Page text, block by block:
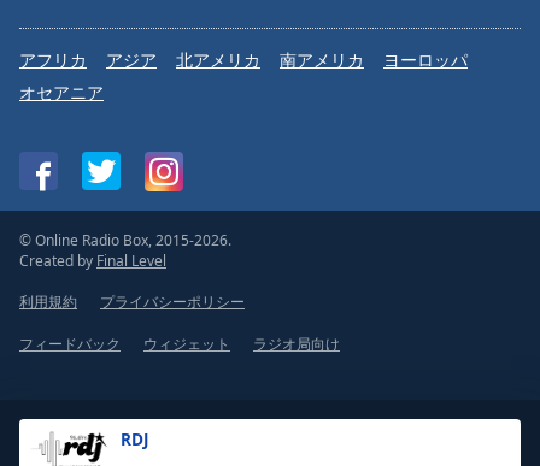
RDJ
アフリカ アジア 北アメリカ 南アメリカ
ヨーロッパ
オセアニア
© Online Radio Box, 2015-2026.
Created by Final Level
利用規約
プライバシーポリシー
フィードバック ウィジェット ラジオ局向け